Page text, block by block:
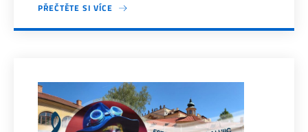
PŘEČTĚTE SI VÍCE